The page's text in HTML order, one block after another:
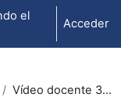
el
Acceder
Vídeo docente 3: Balance de energía en sistemas cerrados